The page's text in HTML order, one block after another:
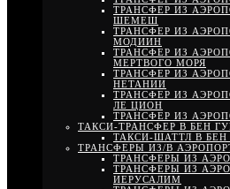
ТРАНСФЕР ИЗ
ШЕМЕШ
ТРАНСФЕР ИЗ
МОДИИН
ТРАНСФЕР ИЗ
МЕРТВОГО МОРЯ
ТРАНСФЕР ИЗ
НЕТАНИИ
ТРАНСФЕР ИЗ
ЛЕ ЦИОН
ТРАНСФЕР ИЗ
ТАКСИ-ТРАНСФЕР В БЕН
ТАКСИ-ШАТТЛ В БЕН
ТРАНСФЕРЫ ИЗ/В
ТРАНСФЕРЫ ИЗ
ТРАНСФЕРЫ ИЗ
ИЕРУСАЛИМ